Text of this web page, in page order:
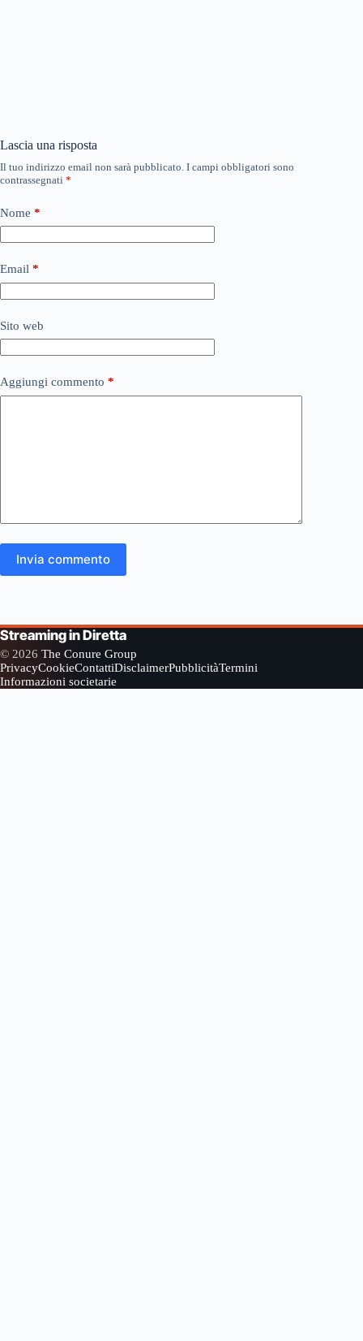
Lascia una risposta
Il tuo indirizzo email non sarà pubblicato. I campi obbligatori sono
contrassegnati *
Nome *
Email *
Sito web
Aggiungi commento *
Invia commento
Streaming in Diretta
© 2026 The Conure Group
PrivacyCookieContattiDisclaimerPubblicitàTermini
Informazioni societarie